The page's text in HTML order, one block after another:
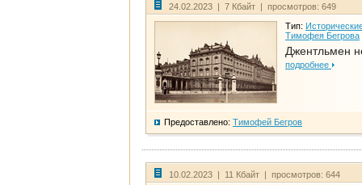
24.02.2023 | 7 Кбайт | просмотров: 649
Тип:
Тимофея Бегрова
Джентльмен
подробнее
Предоставлено: Тимофей Бегров
10.02.2023 | 11 Кбайт | просмотров: 644